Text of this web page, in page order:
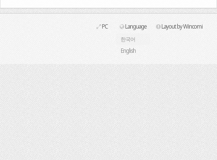
PC
Language
한국어
English
Layout by Wincomi